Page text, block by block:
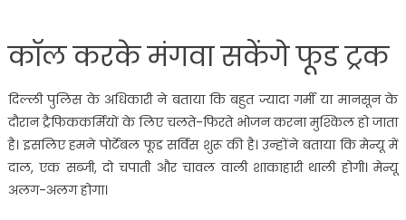
कॉल करके मंगवा सकेंगे फूड ट्रक
दिल्ली पुलिस के अधिकारी ने बताया कि बहुत ज्यादा गर्मी या मानसून के
दौरान ट्रैफिककर्मियों के लिए चलते-फिरते भोजन करना मुश्किल हो जाता
है। इसलिए हमने पोर्टेबल फूड सर्विस शुरू की है। उन्होंने बताया कि मेन्यू में
दाल, एक सब्जी, दो चपाती और चावल वाली शाकाहारी थाली होगी। मेन्यू
अलग-अलग होगा।